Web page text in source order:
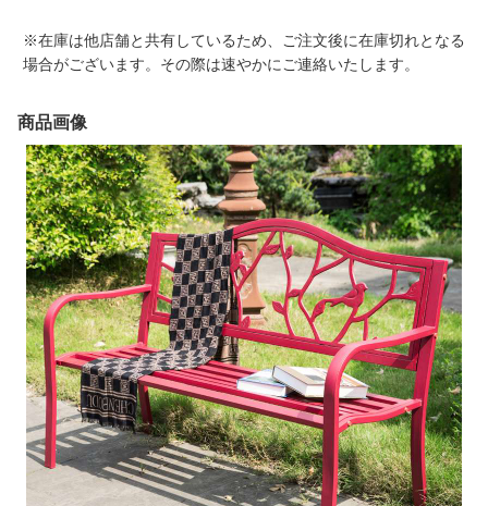
※在庫は他店舗と共有しているため、ご注文後に在庫切れとなる
場合がございます。その際は速やかにご連絡いたします。
商品画像